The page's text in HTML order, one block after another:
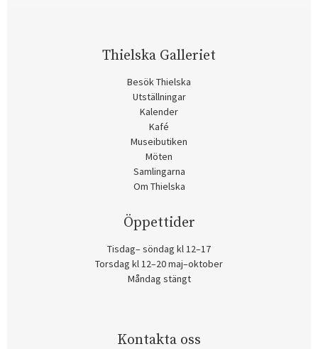
Thielska Galleriet
Besök Thielska
Utställningar
Kalender
Kafé
Museibutiken
Möten
Samlingarna
Om Thielska
Öppettider
Tisdag– söndag kl 12–17
Torsdag kl 12–20 maj–oktober
Måndag stängt
Kontakta oss